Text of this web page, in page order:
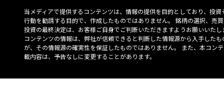
当メディアで提供するコンテンツは、情報の提供を目的としており、投資
行動を勧誘する目的で、作成したものではありません。 銘柄の選択、売
投資の最終決定は、お客様ご自身でご判断いただきますようお願いいたし
コンテンツの情報は、弊社が信頼できると判断した情報源から入手したも
が、その情報源の確実性を保証したものではありません。 また、本コン
載内容は、予告なしに変更することがあります。